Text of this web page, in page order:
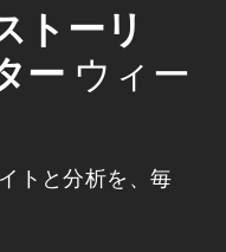
トーリ
ー ウィー
トと分析を、毎